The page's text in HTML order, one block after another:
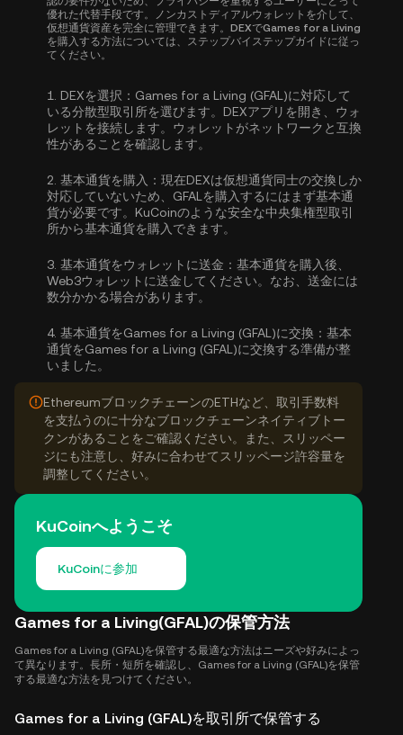
優れた代替手段です。ノンカストディアルウォレットを介して、
仮想通貨資産を完全に管理できます。DEXでGames for a Living
を購入する方法については、ステップバイステップガイドに従っ
てください。
1. DEXを選択： Games for a Living (GFAL)に対応して
いる分散型取引所を選びます。DEXアプリを開き、ウォ
レットを接続します。ウォレットがネットワークと互換
性があることを確認します。
2. 基本通貨を購入： 現在DEXは仮想通貨同士の交換しか
対応していないため、GFALを購入するにはまず基本通
貨が必要です。KuCoinのような安全な中央集権型取引
所から基本通貨を購入 できます。
3. 基本通貨をウォレットに送金： 基本通貨を購入後、
Web3ウォレットに送金してください。なお、送金には
数分かかる場合があります。
4. 基本通貨をGames for a Living (GFAL)に交換： 基本
通貨をGames for a Living (GFAL)に交換する準備が整
いました。
EthereumブロックチェーンのETHなど、取引手数料
を支払うのに十分なブロックチェーンネイティブトー
クンがあることをご確認ください。また、スリッペー
ジにも注意し、好みに合わせてスリッページ許容量を
調整してください。
KuCoinへようこそ
KuCoinに参加
Games for a Living(GFAL)の保管方法
Games for a Living (GFAL)を保管する最適な方法はニーズや好みによっ
て異なります。長所・短所を確認し、Games for a Living (GFAL)を保管
する最適な方法を見つけてください。
Games for a Living (GFAL)を取引所で保管する